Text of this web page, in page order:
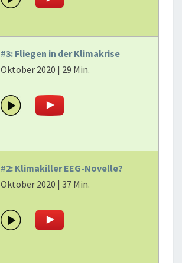
#3: Fliegen in der Klimakrise
Oktober 2020 | 29 Min.
#2: Klimakiller EEG-Novelle?
Oktober 2020 | 37 Min.